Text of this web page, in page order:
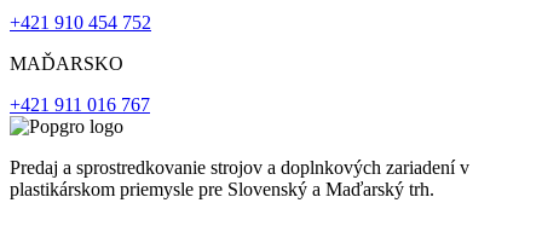
+421 910 454 752
MAĎARSKO
+421 911 016 767
Predaj a sprostredkovanie strojov a doplnkových zariadení v
plastikárskom priemysle pre Slovenský a Maďarský trh.